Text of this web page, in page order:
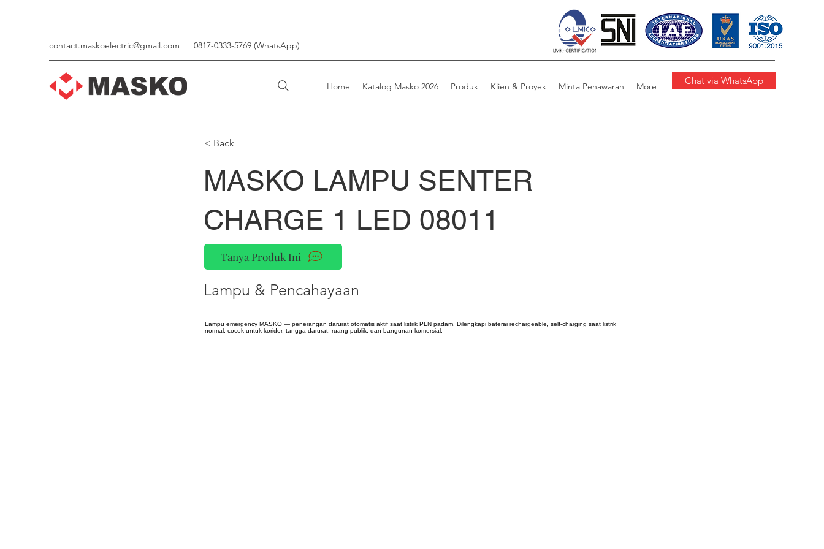
contact.maskoelectric@gmail.com 0817-0333-5769 (WhatsApp)
Home Katalog Masko 2026 Produk Klien & Proyek Minta Penawaran More Chat via WhatsApp
< Back
MASKO LAMPU SENTER
CHARGE 1 LED 08011
Tanya Produk Ini
Lampu & Pencahayaan
Lampu emergency MASKO — penerangan darurat otomatis aktif saat listrik PLN padam. Dilengkapi baterai rechargeable, self-charging saat listrik
normal, cocok untuk koridor, tangga darurat, ruang publik, dan bangunan komersial.